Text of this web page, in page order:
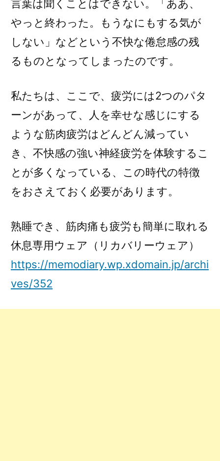
言葉は聞くことはできない。「ああ、
やっと終わった。もうなにもする気が
しない」などという不快な倦怠感の残
るものとなってしまったのです。
私たちは、ここで、疲労には2つのパタ
ーンがあって、人を幸せな感じにする
ような筋肉疲労はどんどん減ってい
き、不快感の強い神経疲労を体験するこ
とが多くなっている、この時代の特徴
をおさえておく必要があります。
熟睡でき、筋肉痛も疲労も簡単に取れる
休息専用ウェア（リカバリーウェア）
https://memodiary.wp.xdomain.jp/archi
ves/352